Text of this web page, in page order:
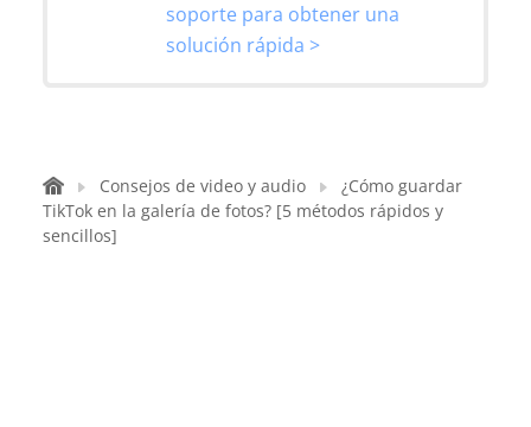
soporte para obtener una
solución rápida >
Consejos de video y audio
¿Cómo guardar
TikTok en la galería de fotos? [5 métodos rápidos y
sencillos]